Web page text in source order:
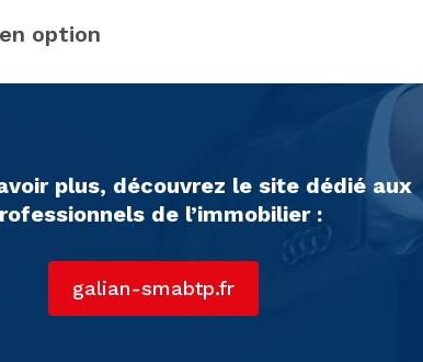
option
plus, découvrez le site dédié aux
de l’immobilier :
galian-smabtp.fr